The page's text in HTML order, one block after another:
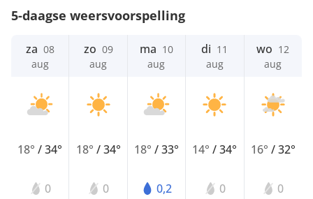
5-daagse weersvoorspelling
za 08
aug
18°/34°
0
zo 09
aug
18° /34°
0
ma 10
aug
18° /33°
0,2
di 11
aug
14°/34°
0
wo 12
aug
16° /32°
0